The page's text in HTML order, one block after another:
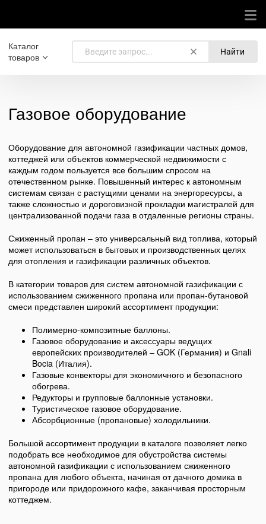
Каталог
товаров
Найти
Газовое оборудование
Оборудование для автономной газификации частных домов,
коттеджей или объектов коммерческой недвижимости с
каждым годом пользуется все большим спросом на
отечественном рынке. Повышенный интерес к автономным
системам связан с растущими ценами на энергоресурсы, а
также сложностью и дороговизной прокладки магистралей для
централизованной подачи газа в отдаленные регионы страны.
Сжиженный пропан – это универсальный вид топлива, который
может использоваться в бытовых и производственных целях
для отопления и газификации различных объектов.
В категории товаров для систем автономной газификации с
использованием сжиженного пропана или пропан-бутановой
смеси представлен широкий ассортимент продукции:
Полимерно-композитные баллоны.
Газовое оборудование и аксессуары ведущих
европейских производителей – GOK (Германия) и Gnali
Bocia (Италия).
Газовые конвекторы для экономичного и безопасного
обогрева.
Редукторы и групповые баллонные установки.
Туристическое газовое оборудование.
Абсорбционные (пропановые) холодильники.
Большой ассортимент продукции в каталоге позволяет легко
подобрать все необходимое для обустройства системы
автономной газификации с использованием сжиженного
пропана для любого объекта, начиная от дачного домика в
пригороде или придорожного кафе, заканчивая просторным
коттеджем.